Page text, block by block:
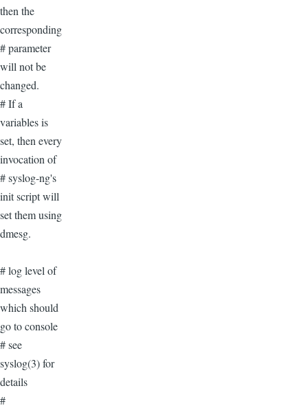
then the
corresponding
# parameter
will not be
changed.
# If a
variables is
set, then every
invocation of
# syslog-ng's
init script will
set them using
dmesg.
# log level of
messages
which should
go to console
# see
syslog(3) for
details
#